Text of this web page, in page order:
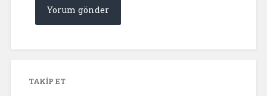
TAKIP ET